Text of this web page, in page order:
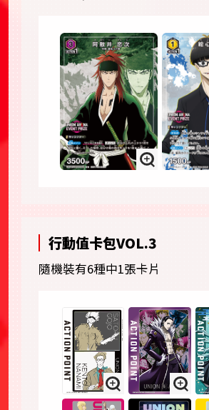
行動值卡包VOL.3
隨機裝有6種中1張卡片